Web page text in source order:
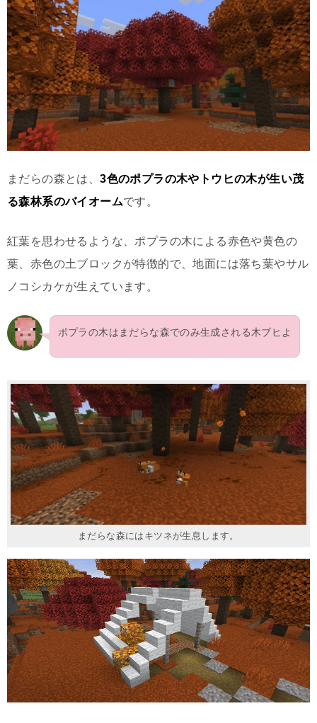
まだらの森とは、3色のポプラの木やトウヒの木が生い茂
る森林系のバイオームです。
紅葉を思わせるような、ポプラの木による赤色や黄色の
葉、赤色の土ブロックが特徴的で、地面には落ち葉やサル
ノコシカケが生えています。
ポプラの木はまだらな森でのみ生成される木ブヒよ
まだらな森にはキツネが生息します。